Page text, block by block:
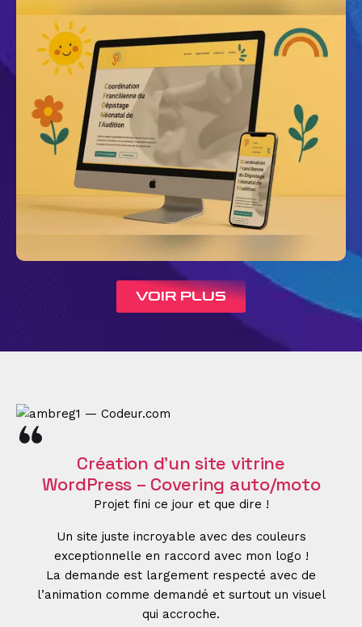
VOIR PLUS
Formation WordPress & Elementor
Ambre est une excellente pédagogue qui explique
très bien le fonctionnement de WP et Elementor
au bon fonctionnement d’un site web. J’étais
perdue dans les « marasmes » de la création de
site. Tout a été clair, chaque problème a eu une
solution simple et pratique. Par ailleurs Ambre
réalise des sites web de grande qualité avec une